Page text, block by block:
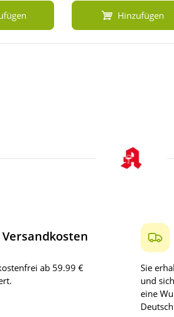
Hinzufügen
Versandkosten
ab 59.99 €
Sie
und
eine